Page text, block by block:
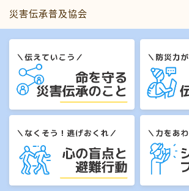
災害伝承普及協会
MENU
災害伝承のこと
自然災害伝承碑めぐり
心の盲点と避難行動
シチズン防災プロジェクト